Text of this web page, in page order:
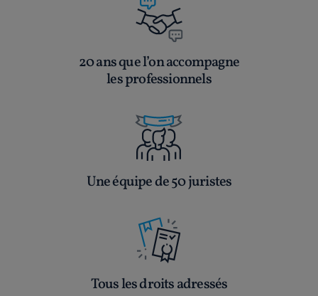
20 ans que l’on accompagne
les professionnels
Une équipe de 50 juristes
Tous les droits adressés